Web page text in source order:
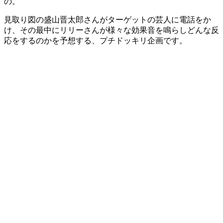
見取り図の盛山晋太郎さんがターゲットの芸人に電話をか
け、その最中にリリーさんが様々な効果音を鳴らしどんな反
応をするのかを予想する、プチドッキリ企画です。